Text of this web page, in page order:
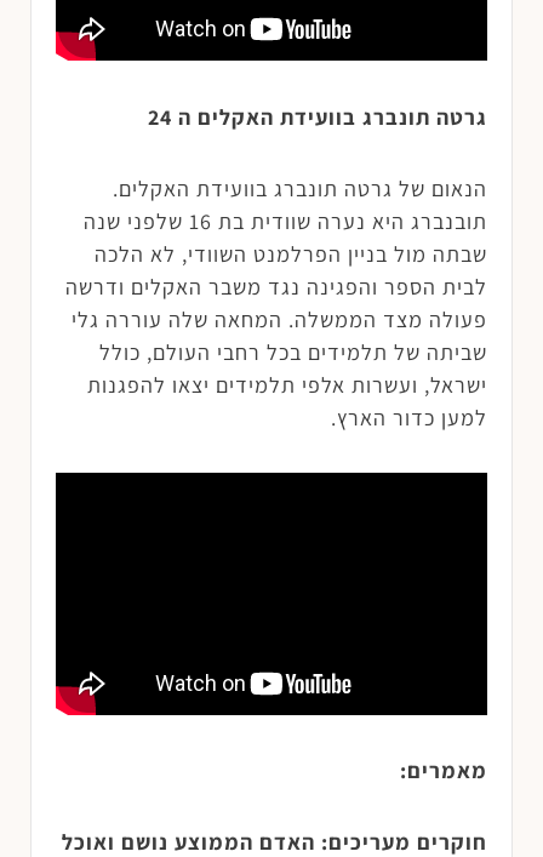
גרטה תונברג בוועידת האקלים ה 24
הנאום של גרטה תונברג בוועידת האקלים.
תובנברג היא נערה שוודית בת 16 שלפני שנה
שבתה מול בניין הפרלמנט השוודי, לא הלכה
לבית הספר והפגינה נגד משבר האקלים ודרשה
פעולה מצד הממשלה. המחאה שלה עוררה גלי
שביתה של תלמידים בכל רחבי העולם, כולל
ישראל, ועשרות אלפי תלמידים יצאו להפגנות
למען כדור הארץ.
מאמרים:
חוקרים מעריכים: האדם הממוצע נושם ואוכל